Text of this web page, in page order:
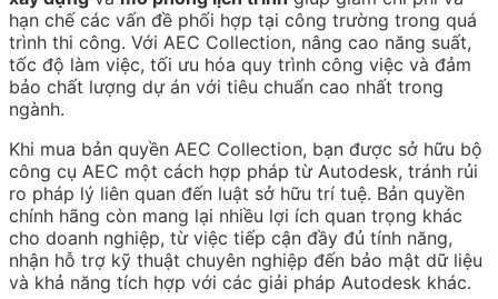
hạn chế các vấn đề phối hợp tại công trường trong quá
trình thi công. Với AEC Collection, nâng cao năng suất,
tốc độ làm việc, tối ưu hóa quy trình công việc và đảm
bảo chất lượng dự án với tiêu chuẩn cao nhất trong
ngành.
Khi mua bản quyền AEC Collection, bạn được sở hữu bộ
công cụ AEC một cách hợp pháp từ Autodesk, tránh rủi
ro pháp lý liên quan đến luật sở hữu trí tuệ. Bản quyền
chính hãng còn mang lại nhiều lợi ích quan trọng khác
cho doanh nghiệp, từ việc tiếp cận đầy đủ tính năng,
nhận hỗ trợ kỹ thuật chuyên nghiệp đến bảo mật dữ liệu
và khả năng tích hợp với các giải pháp Autodesk khác.